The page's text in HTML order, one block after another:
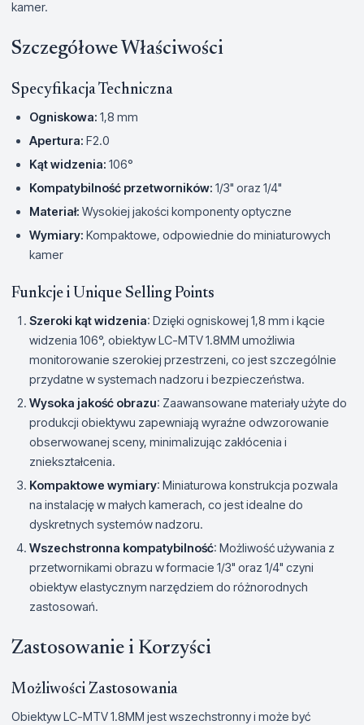
kamer.
Szczegółowe Właściwości
Specyfikacja Techniczna
Ogniskowa: 1,8 mm
Apertura: F2.0
Kąt widzenia: 106°
Kompatybilność przetworników: 1/3" oraz 1/4"
Materiał: Wysokiej jakości komponenty optyczne
Wymiary: Kompaktowe, odpowiednie do miniaturowych
kamer
Funkcje i Unique Selling Points
Szeroki kąt widzenia: Dzięki ogniskowej 1,8 mm i kącie
widzenia 106°, obiektyw LC-MTV 1.8MM umożliwia
monitorowanie szerokiej przestrzeni, co jest szczególnie
przydatne w systemach nadzoru i bezpieczeństwa.
Wysoka jakość obrazu: Zaawansowane materiały użyte do
produkcji obiektywu zapewniają wyraźne odwzorowanie
obserwowanej sceny, minimalizując zakłócenia i
zniekształcenia.
Kompaktowe wymiary: Miniaturowa konstrukcja pozwala
na instalację w małych kamerach, co jest idealne do
dyskretnych systemów nadzoru.
Wszechstronna kompatybilność: Możliwość używania z
przetwornikami obrazu w formacie 1/3" oraz 1/4" czyni
obiektyw elastycznym narzędziem do różnorodnych
zastosowań.
Zastosowanie i Korzyści
Możliwości Zastosowania
Obiektyw LC-MTV 1.8MM jest wszechstronny i może być